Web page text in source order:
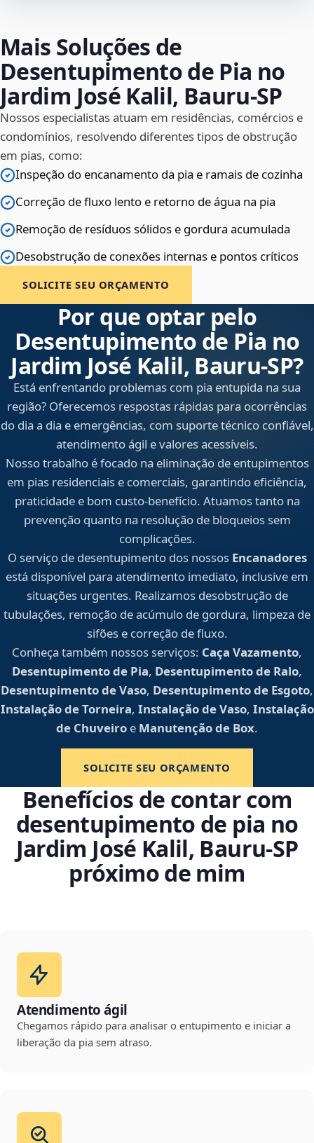
Mais Soluções de
Desentupimento de Pia no
Jardim José Kalil, Bauru‑SP
Nossos especialistas atuam em residências, comércios e
condomínios, resolvendo diferentes tipos de obstrução
em pias, como:
Inspeção do encanamento da pia e ramais de cozinha
Correção de fluxo lento e retorno de água na pia
Remoção de resíduos sólidos e gordura acumulada
Desobstrução de conexões internas e pontos críticos
SOLICITE SEU ORÇAMENTO
Por que optar pelo
Desentupimento de Pia no
Jardim José Kalil, Bauru‑SP?
Está enfrentando problemas com pia entupida na sua
região? Oferecemos respostas rápidas para ocorrências
do dia a dia e emergências, com suporte técnico confiável,
atendimento ágil e valores acessíveis.
Nosso trabalho é focado na eliminação de entupimentos
em pias residenciais e comerciais, garantindo eficiência,
praticidade e bom custo-benefício. Atuamos tanto na
prevenção quanto na resolução de bloqueios sem
complicações.
O serviço de desentupimento dos nossos Encanadores
está disponível para atendimento imediato, inclusive em
situações urgentes. Realizamos desobstrução de
tubulações, remoção de acúmulo de gordura, limpeza de
sifões e correção de fluxo.
Conheça também nossos serviços: Caça Vazamento,
Desentupimento de Pia, Desentupimento de Ralo,
Desentupimento de Vaso, Desentupimento de Esgoto,
Instalação de Torneira, Instalação de Vaso, Instalação
de Chuveiro e Manutenção de Box.
SOLICITE SEU ORÇAMENTO
Benefícios de contar com
desentupimento de pia no
Jardim José Kalil, Bauru‑SP
próximo de mim
Atendimento ágil
Chegamos rápido para analisar o entupimento e iniciar a
liberação da pia sem atraso.